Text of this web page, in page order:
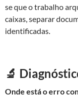
se que o trabalho
caixas, separar
identificadas.
🔬
Onde está o erro